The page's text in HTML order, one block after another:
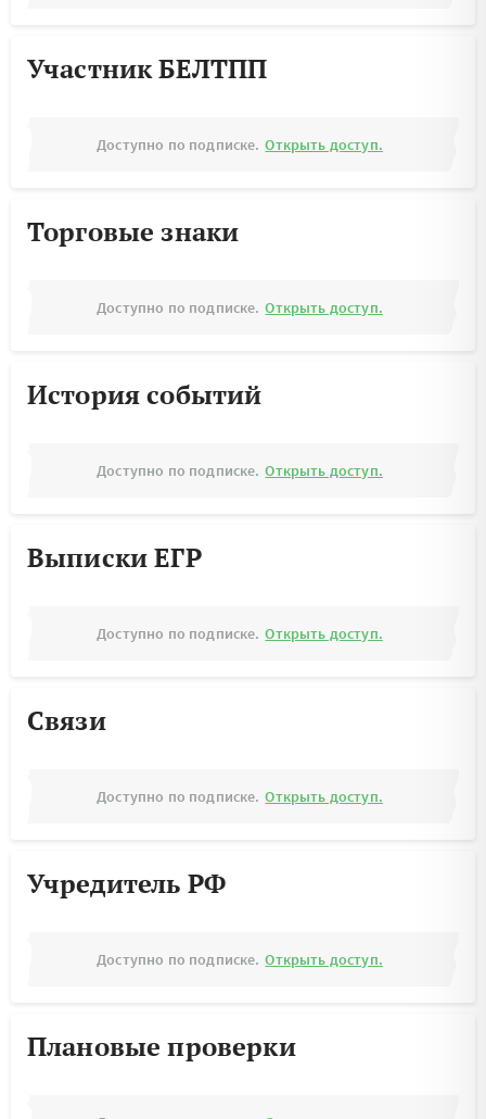
Участник БЕЛТПП
Доступно по подписке. Открыть доступ.
Торговые знаки
Доступно по подписке. Открыть доступ.
История событий
Доступно по подписке. Открыть доступ.
Выписки ЕГР
Доступно по подписке. Открыть доступ.
Связи
Доступно по подписке. Открыть доступ.
Учредитель РФ
Доступно по подписке. Открыть доступ.
Плановые проверки